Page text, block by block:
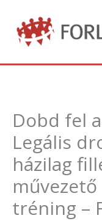
content
Dobd fel
Legális
házilag
tréning –